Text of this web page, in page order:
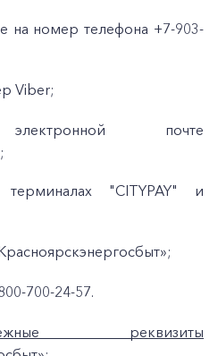
на номер телефона +7-903-
Viber;
почте
;
"CITYPAY" и
700-24-57.
реквизиты